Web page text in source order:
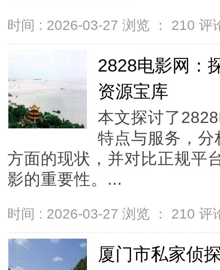
时间 : 2026-03-27 浏览 ： 210 评
2828电影网：
资源宝库
本文探讨了
特点与服务，
方面的现状，并对比正规平
影的重要性。...
时间 : 2026-03-27 浏览 ： 210 评
厦门市私家侦